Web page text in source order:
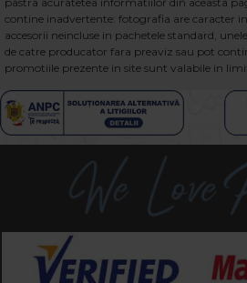
contine inadvertente: fotografia are caracter
accesorii neincluse in pachetele standard,
de catre producator fara preaviz sau pot
promotiile prezente in site sunt valabile in